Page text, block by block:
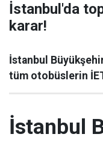
İstanbul'da
karar!
İstanbul
tüm otobüslerin
İstanbul